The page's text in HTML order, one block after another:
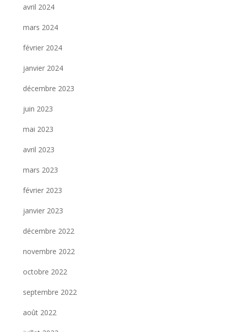
avril 2024
mars 2024
février 2024
janvier 2024
décembre 2023
juin 2023
mai 2023
avril 2023
mars 2023
février 2023
janvier 2023
décembre 2022
novembre 2022
octobre 2022
septembre 2022
août 2022